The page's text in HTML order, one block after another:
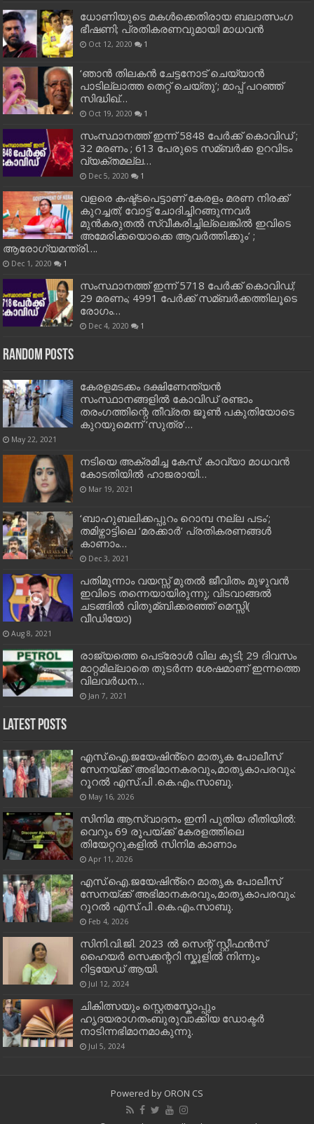
ധോണിയുടെ മകള്‍ക്കെതിരായ ബലാത്സംഗ
ഭീഷണി; പ്രതികരണവുമായി മാധവന്‍
Oct 12, 2020 1
‘ഞാന്‍ തിലകന്‍ ചേട്ടനോട് ചെയ്യാന്‍
പാടില്ലാത്ത തെറ്റ് ചെയ്തു’; മാപ്പ് പറഞ്ഞ്
സിദ്ധിഖ്…
Oct 19, 2020 1
സംസ്ഥാനത്ത് ഇന്ന് 5848 പേര്‍ക്ക് കൊവി‌ഡ് ;
32 മരണം ; 613 പേരുടെ സമ്ബര്‍ക്ക ഉറവിടം
വ്യക്തമല്ല…
Dec 5, 2020 1
വളരെ കഷ്ട്ടപെട്ടാണ് കേരളം മരണ നിരക്ക്
കുറച്ചത്; വോട്ട് ചോദിച്ചിറങ്ങുന്നവർ
മുൻകരുതൽ സ്വീകരിച്ചില്ലെങ്കിൽ ഇവിടെ
അമേരിക്കയൊക്കെ ആവർത്തിക്കും’ ;
ആരോഗ്യമന്ത്രി….
Dec 1, 2020 1
സംസ്ഥാനത്ത് ഇന്ന് 5718 പേര്‍ക്ക് കൊവിഡ്;
29 മരണം; 4991 പേര്‍ക്ക് സമ്ബര്‍ക്കത്തിലൂടെ
രോഗം…
Dec 4, 2020 1
Random Posts
കേരളമടക്കം ദക്ഷിണേന്ത്യന്‍
സംസ്ഥാനങ്ങളില്‍ കോവിഡ് രണ്ടാം
തരംഗത്തിന്റെ തീവ്രത ജൂണ്‍ പകുതിയോടെ
കുറയുമെന്ന് ‘സുത്ര’…
May 22, 2021
നടിയെ അക്രമിച്ച കേസ്: കാവ്യാ മാധവന്‍
കോടതിയില്‍ ഹാജരായി…
Mar 19, 2021
‘ബാഹുബലിക്കപ്പുറം റൊമ്പ നല്ല പടം’;
തമിഴ്നാട്ടിലെ ‘മരക്കാർ’ പ്രതികരണങ്ങള്‍
കാണാം…
Dec 3, 2021
പതിമൂന്നാം വയസ്സ് മുതല്‍ ജീവിതം മുഴുവന്‍
ഇവിടെ തന്നെയായിരുന്നു; വിടവാങ്ങല്‍
ചടങ്ങില്‍ വിതുമ്ബിക്കരഞ്ഞ് മെസ്സി(
വീഡിയോ)
Aug 8, 2021
രാജ്യത്തെ പെട്രോള്‍ വില കൂടി; 29 ദിവസം
മാറ്റമില്ലാതെ തുടര്‍ന്ന ശേഷമാണ് ഇന്നത്തെ
വിലവര്‍ധന…
Jan 7, 2021
Latest Posts
എസ്.ഐ.ജയേഷിൻ്റെ മാതൃക പോലീസ്
സേനയ്ക്ക് അഭിമാനകരവും,മാതൃകാപരവും:
റൂറൽ എസ്.പി .കെ.എം.സാബു.
May 16, 2026
സിനിമ ആസ്വാദനം ഇനി പുതിയ രീതിയിൽ:
വെറും 69 രൂപയ്ക്ക് കേരളത്തിലെ
തിയേറ്ററുകളിൽ സിനിമ കാണാം
Apr 11, 2026
എസ്.ഐ.ജയേഷിൻ്റെ മാതൃക പോലീസ്
സേനയ്ക്ക് അഭിമാനകരവും,മാതൃകാപരവും:
റൂറൽ എസ്.പി .കെ.എം.സാബു.
Feb 4, 2026
സിനി.വി.ജി. 2023 ൽ സെന്റ് സ്റ്റീഫൻസ്
ഹൈയർ സെക്കന്ററി സ്കൂളിൽ നിന്നും
റിട്ടയേഡ് ആയി.
Jul 12, 2024
ചികിത്സയും സ്റ്റെതസ്കോപ്പും
ഹൃദയരാഗതംബുരുവാക്കിയ ഡോക്ടർ
നാടിന്നഭിമാനമാകുന്നു.
Jul 5, 2024
Powered by ORON CS